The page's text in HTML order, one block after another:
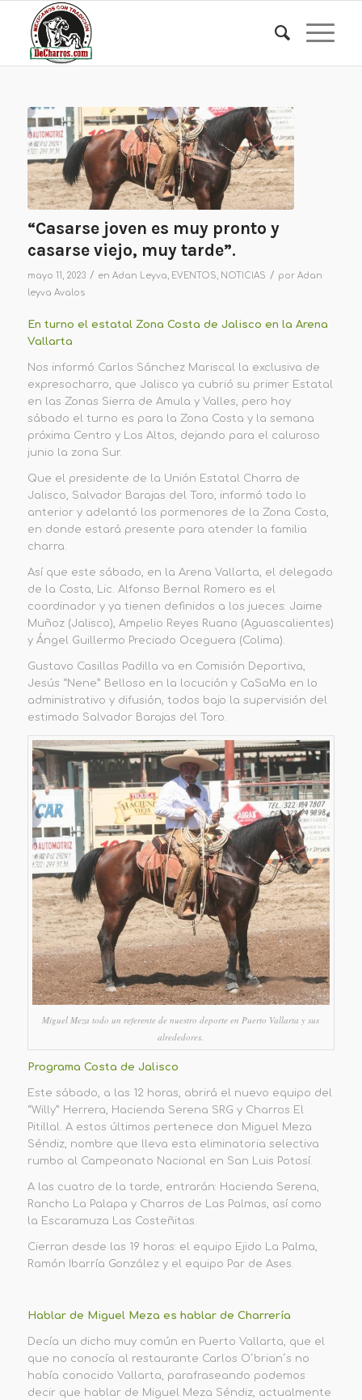
“Casarse joven es muy pronto y
casarse viejo, muy tarde”.
mayo 11, 2023 / en Adan Leyva EVENTOS NOTICIAS / por Adan
leyva Avalos
En turno el estatal Zona Costa de Jalisco en la Arena
Vallarta
Nos informó Carlos Sánchez Mariscal la exclusiva de
expresocharro, que Jalisco ya cubrió su primer Estatal
en las Zonas Sierra de Amula y Valles, pero hoy
sábado el turno es para la Zona Costa y la semana
próxima Centro y Los Altos, dejando para el caluroso
junio la zona Sur.
Que el presidente de la Unión Estatal Charra de
Jalisco, Salvador Barajas del Toro, informó todo lo
anterior y adelantó los pormenores de la Zona Costa,
en donde estará presente para atender la familia
charra.
Así que este sábado, en la Arena Vallarta, el delegado
de la Costa, Lic. Alfonso Bernal Romero es el
coordinador y ya tienen definidos a los jueces: Jaime
Muñoz (Jalisco), Ampelio Reyes Ruano (Aguascalientes)
y Ángel Guillermo Preciado Oceguera (Colima).
Gustavo Casillas Padilla va en Comisión Deportiva,
Jesús “Nene” Belloso en la locución y CaSaMa en lo
administrativo y difusión, todos bajo la supervisión del
estimado Salvador Barajas del Toro.
Miguel Meza todo un referente de nuestro deporte en Puerto Vallarta y sus
alrededores.
Programa Costa de Jalisco
Este sábado, a las 12 horas, abrirá el nuevo equipo del
“Willy” Herrera, Hacienda Serena SRG y Charros El
Pitillal. A estos últimos pertenece don Miguel Meza
Séndiz, nombre que lleva esta eliminatoria selectiva
rumbo al Campeonato Nacional en San Luis Potosí.
A las cuatro de la tarde, entrarán: Hacienda Serena,
Rancho La Palapa y Charros de Las Palmas, así como
la Escaramuza Las Costeñitas.
Cierran desde las 19 horas: el equipo Ejido La Palma,
Ramón Ibarría González y el equipo Par de Ases.
Hablar de Miguel Meza es hablar de Charrería
Decía un dicho muy común en Puerto Vallarta, que el
que no conocía al restaurante Carlos O´brian´s no
había conocido Vallarta, parafraseando podemos
decir que hablar de Miguel Meza Séndiz, actualmente